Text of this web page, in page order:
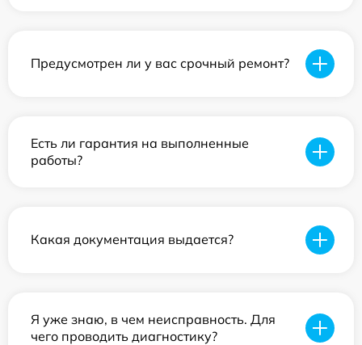
Предусмотрен ли у вас срочный ремонт?
Есть ли гарантия на выполненные
работы?
Какая документация выдается?
Я уже знаю, в чем неисправность. Для
чего проводить диагностику?